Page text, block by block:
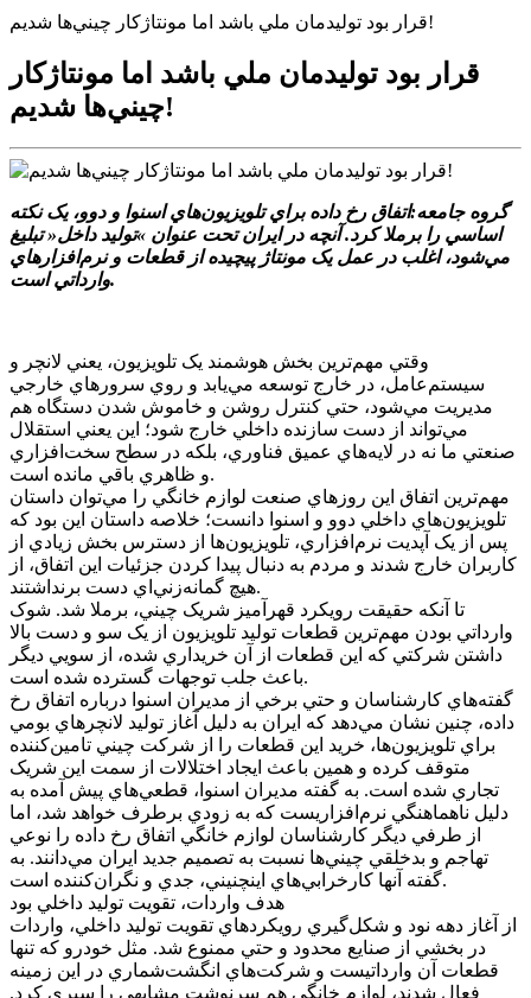
قرار بود توليدمان ملي باشد اما مونتاژکار چيني‌ها شديم!
قرار بود توليدمان ملي باشد اما مونتاژکار
چيني‌ها شديم!
گروه جامعه:اتفاق رخ داده براي تلويزيون‌هاي اسنوا و دوو، يک نکته
اساسي را برملا کرد. آنچه در ايران تحت عنوان »توليد داخل« تبليغ
مي‌شود، اغلب در عمل يک مونتاژ پيچيده از قطعات و نرم‌افزار‌هاي
وارداتي است.
وقتي مهم‌ترين بخش هوشمند يک تلويزيون، يعني لانچر و
سيستم‌عامل، در خارج توسعه مي‌يابد و روي سرور‌هاي خارجي
مديريت مي‌شود، حتي کنترل روشن و خاموش شدن دستگاه هم
مي‌تواند از دست سازنده داخلي خارج شود؛ اين يعني استقلال
صنعتي ما نه در لايه‌هاي عميق فناوري، بلکه در سطح سخت‌افزاري
و ظاهري باقي مانده است.
مهم‌ترين اتفاق اين روز‌هاي صنعت لوازم خانگي را مي‌توان داستان
تلويزيون‌هاي داخلي دوو و اسنوا دانست؛ خلاصه داستان اين بود که
پس از يک آپديت نرم‌افزاري، تلويزيون‌ها از دسترس بخش زيادي از
کاربران خارج شدند و مردم به دنبال پيدا کردن جزئيات اين اتفاق، از
هيچ گمانه‌زني‌اي دست برنداشتند.
تا آنکه حقيقت رويکرد قهرآميز شريک چيني، برملا شد. شوک
وارداتي بودن مهم‌ترين قطعات توليد تلويزيون از يک سو و دست بالا
داشتن شرکتي که اين قطعات از آن خريداري شده، از سويي ديگر
باعث جلب توجهات گسترده شده است.
گفته‌هاي کارشناسان و حتي برخي از مديران اسنوا درباره اتفاق رخ
داده، چنين نشان مي‌دهد که ايران به دليل آغاز توليد لانچر‌هاي بومي
براي تلويزيون‌ها، خريد اين قطعات را از شرکت چيني تامين‌کننده
متوقف کرده و همين باعث ايجاد اختلالات از سمت اين شريک
تجاري شده است. به گفته مديران اسنوا، قطعي‌هاي پيش آمده به
دليل ناهماهنگي نرم‌افزاريست که به زودي برطرف خواهد شد، اما
از طرفي ديگر کارشناسان لوازم خانگي اتفاق رخ داده را نوعي
تهاجم و بدخلقي چيني‌ها نسبت به تصميم جديد ايران مي‌دانند. به
گفته آنها کارخرابي‌هاي اينچنيني، جدي و نگران‌کننده است.
هدف واردات، تقويت توليد داخلي بود
از آغاز دهه نود و شکل‌گيري رويکرد‌هاي تقويت توليد داخلي، واردات
در بخشي از صنايع محدود و حتي ممنوع شد. مثل خودرو که تنها
قطعات آن وارداتيست و شرکت‌هاي انگشت‌شماري در اين زمينه
فعال شدند، لوازم خانگي هم سرنوشت مشابهي را سپري کرد.